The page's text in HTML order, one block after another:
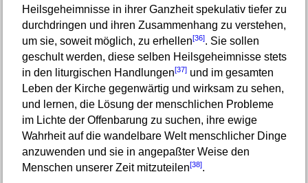
Heilsgeheimnisse in ihrer Ganzheit spekulativ tiefer zu
durchdringen und ihren Zusammenhang zu verstehen,
um sie, soweit möglich, zu erhellen[36]. Sie sollen
geschult werden, diese selben Heilsgeheimnisse stets
in den liturgischen Handlungen[37]und im gesamten
Leben der Kirche gegenwärtig und wirksam zu sehen,
und lernen, die Lösung der menschlichen Probleme
im Lichte der Offenbarung zu suchen, ihre ewige
Wahrheit auf die wandelbare Welt menschlicher Dinge
anzuwenden und sie in angepaßter Weise den
Menschen unserer Zeit mitzuteilen[38].